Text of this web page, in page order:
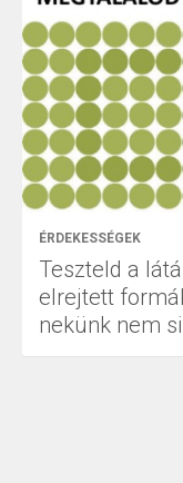
ÉRDEKESSÉGEK
Teszteld a
elrejtett
nekünk nem